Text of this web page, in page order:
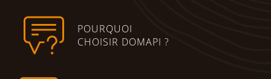
POURQUOI
CHOISIR DOMAPI ?